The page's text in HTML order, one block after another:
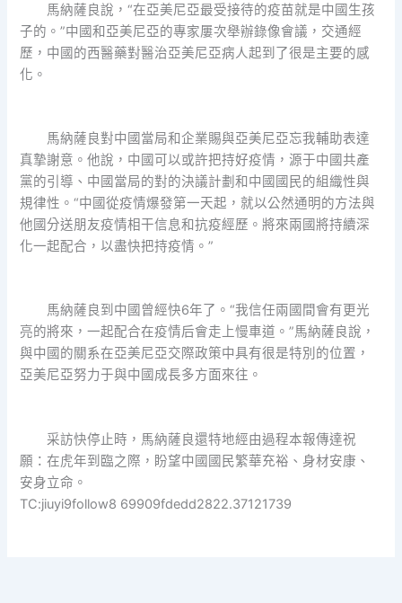
馬納薩良說，“在亞美尼亞最受接待的疫苗就是中國生孩
子的。”中國和亞美尼亞的專家屢次舉辦錄像會議，交通經
歷，中國的西醫藥對醫治亞美尼亞病人起到了很是主要的感
化。
馬納薩良對中國當局和企業賜與亞美尼亞忘我輔助表達
真摯謝意。他說，中國可以或許把持好疫情，源于中國共產
黨的引導、中國當局的對的決議計劃和中國國民的組織性與
規律性。“中國從疫情爆發第一天起，就以公然通明的方法與
他國分送朋友疫情相干信息和抗疫經歷。將來兩國將持續深
化一起配合，以盡快把持疫情。”
馬納薩良到中國曾經快6年了。“我信任兩國間會有更光
亮的將來，一起配合在疫情后會走上慢車道。”馬納薩良說，
與中國的關系在亞美尼亞交際政策中具有很是特別的位置，
亞美尼亞努力于與中國成長多方面來往。
采訪快停止時，馬納薩良還特地經由過程本報傳達祝
願：在虎年到臨之際，盼望中國國民繁華充裕、身材安康、
安身立命。
TC:jiuyi9follow8 69909fdedd2822.37121739